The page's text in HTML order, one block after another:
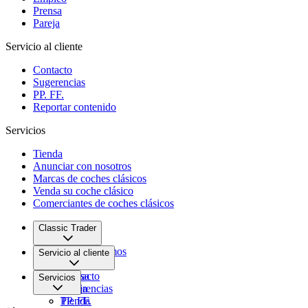
Prensa
Pareja
Servicio al cliente
Contacto
Sugerencias
PP. FF.
Reportar contenido
Servicios
Tienda
Anunciar con nosotros
Marcas de coches clásicos
Venda su coche clásico
Comerciantes de coches clásicos
Classic Trader
Quiénes somos
Empleo
Prensa
Pareja
Servicio al cliente
Contacto
Sugerencias
PP. FF.
Servicios
Tienda